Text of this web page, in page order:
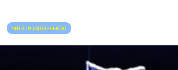
читати українською